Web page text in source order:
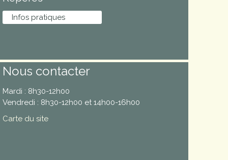
Infos pratiques
Nous contacter
Mardi : 8h30-12h00
Vendredi : 8h30-12h00 et 14h00-16h00
Carte du site